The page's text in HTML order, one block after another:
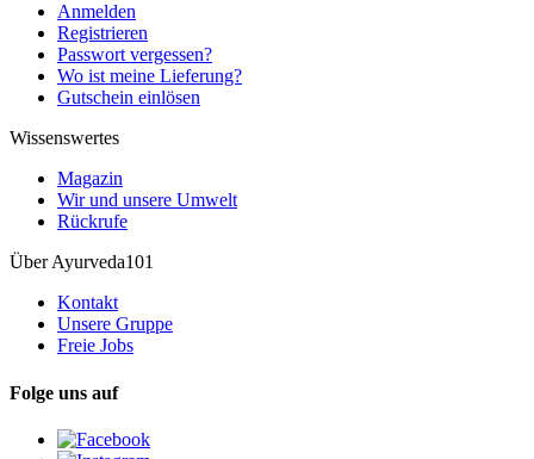
Anmelden
Registrieren
Passwort vergessen?
Wo ist meine Lieferung?
Gutschein einlösen
Wissenswertes
Magazin
Wir und unsere Umwelt
Rückrufe
Über Ayurveda101
Kontakt
Unsere Gruppe
Freie Jobs
Folge uns auf